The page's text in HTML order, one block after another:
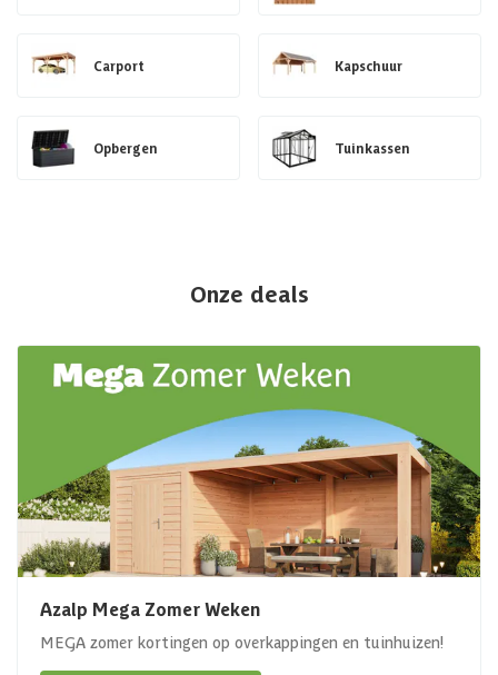
Carport Kapschuur
Opbergen Tuinkassen
Onze deals
Azalp Mega Zomer Weken
MEGA zomer kortingen op overkappingen en tuinhuizen!